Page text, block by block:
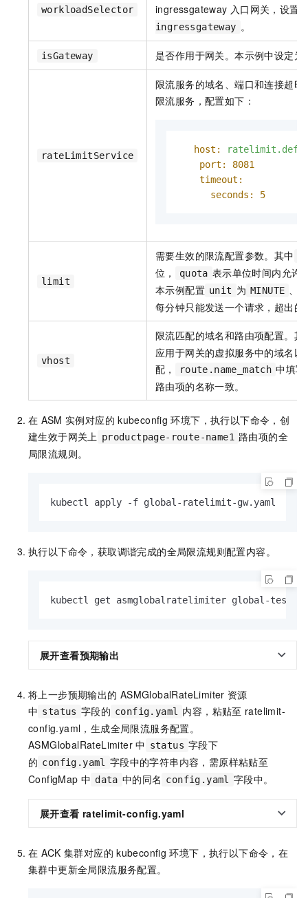
workloadSelector
ingressgateway 入口网关，设置
ingressgateway 。
isGateway 是否作用于网关。本示例中设定为
rateLimitService
限流服务的域名、端口和连接超时
限流服务，配置如下：
host:
port:
8081
timeout:
seconds:
5
limit
需要生效的限流配置参数。其中
位， quota 表示单位时间内允许
本示例配置 unit 为 MINUTE
每分钟只能发送一个请求，超出的
vhost
限流匹配的域名和路由项配置。其
应用于网关的虚拟服务中的域名
配，
route.name_match 中填
路由项的名称一致。
在 ASM 实例对应的 kubeconfig 环境下，执行以下命令，创
建生效于网关上
productpage-route-name1 路由项的全
局限流规则。
kubectl apply -f global-ratelimit-gw.yaml
执行以下命令，获取调谐完成的全局限流规则配置内容。
kubectl get asmglobalratelimiter global-test -
展开查看预期输出
将上一步预期输出的 ASMGlobalRateLimiter 资源
中 status 字段的 config.yaml 内容，粘贴至 ratelimit-
config.yaml，生成全局限流服务配置。
ASMGlobalRateLimiter 中 status 字段下
的 config.yaml
字段中的字符串内容，需原样粘贴至
ConfigMap 中 data 中的同名 config.yaml 字段中。
展开查看 ratelimit-config.yaml
在 ACK 集群对应的 kubeconfig 环境下，执行以下命令，在
集群中更新全局限流服务配置。